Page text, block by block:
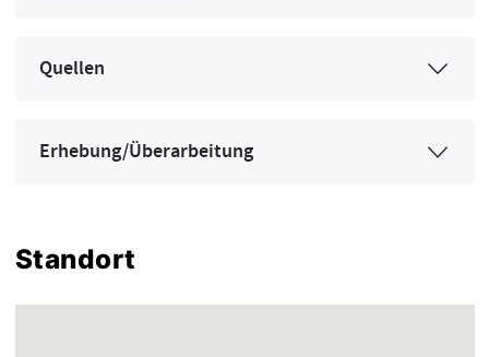
Quellen
Erhebung/Überarbeitung
Standort